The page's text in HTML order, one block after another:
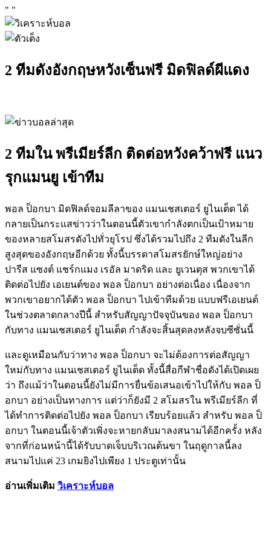
" "
2 ทีมดังอังกฤษหวังเซ็นฟรี มิดฟิลด์ผีแดง
2 ทีมใน พรีเมียร์ลีก ติดต่อหวังคว้าฟรี แนว
รุกแมนยู เข้าทีม
พอล ป็อกบา มิดฟิลด์จอมลีลาของ แมนเชสเตอร์ ยูไนเต็ด ได้
กลายเป็นกระแสข่าวว่าในตอนนี้ตัวเขากำลังตกเป็นเป้าหมาย
ของหลายสโมสรดังไปทั่วยุโรป ซึ่งได้รวมไปถึง 2 ทีมดังในลีก
สูงสุดของอังกฤษอีกด้วย ทั้งนี้บรรดาสโมสรยักษ์ใหญ่อย่าง
ปารีส แซงต์ แชร์กแมง เรอัล มาดริด และ ยูเวนตุส พวกเขาได้
ติดต่อไปยัง เอเยนต์ของ พอล ป็อกบา อย่างต่อเนื่อง เนื่องจาก
พวกเขาอยากได้ตัว พอล ป็อกบา ไปเข้าทีมด้วย แบบฟรีเอเยนต์
ในช่วงตลาดกลางปีนี้ สำหรับสัญญาปัจจุบันของ พอล ป็อกบา
กับทาง แมนเชสเตอร์ ยูไนเต็ด กำลังจะสิ้นสุดลงหลังจบซีซั่นนี้
และดูเหมือนกับว่าทาง พอล ป็อกบา จะไม่ต้องการต่อสัญญา
ใหม่กับทาง แมนเชสเตอร์ ยูไนเต็ด ทั้งนี้สื่อกีฬาชื่อดังได้เปิดเผย
ว่า ถึงแม้ว่าในตอนนี้ยังไม่มีการยื่นข้อเสนอเข้าไปให้กับ พอล ป็
อกบา อย่างเป็นทางการ แต่ว่าก็ยังมี 2 สโมสรใน พรีเมียร์ลีก ที่
ได้ทำการติดต่อไปยัง พอล ป็อกบา เรียบร้อยแล้ว สำหรับ พอล ป็
อกบา ในตอนนี้เจ้าตัวเพิ่งจะหายกลับมาลงสนามได้อีกครั้ง หลัง
จากที่ก่อนหน้านี้ได้รับบาดเจ็บบริเวณต้นขา ในฤดูกาลนี้ลง
สนามไปแค่ 23 เกมยิงไปเพียง 1 ประตูเท่านั้น
อ่านเพิ่มเติม วิเคราะห์บอล